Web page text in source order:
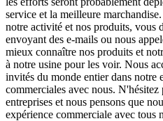
service et la meilleure
notre activité et nos produits, vous
envoyant des e-mails ou nous
mieux connaître nos produits et
à notre usine pour les voir. Nous
invités du monde entier dans notre
commerciales avec nous.
entreprises et nous pensons que
expérience commerciale avec tous